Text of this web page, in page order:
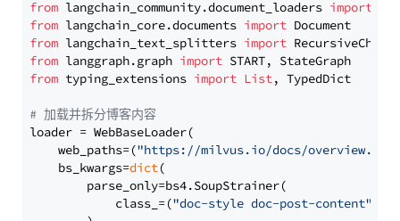
from langchain_community.document_loaders import
from langchain_core.documents import
from langchain_text_splitters import
from langgraph.graph import
from typing_extensions import List, TypedDict
# 加载并拆分博客内容
loader = WebBaseLoader(
    web_paths=(
"https://milvus.io/docs/overview.md"
    bs_kwargs=
dict(
        parse_only=bs4.SoupStrainer(
            class_=(
"doc-style doc-post-content"